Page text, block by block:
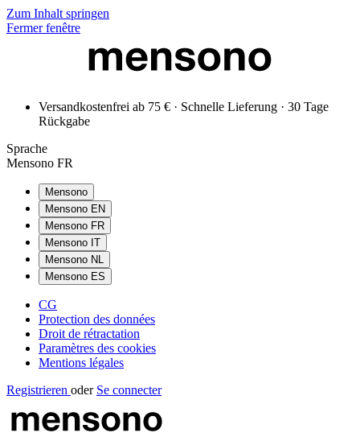
Zum Inhalt springen
Fermer fenêtre
Versandkostenfrei ab 75 € · Schnelle Lieferung · 30 Tage
Rückgabe
Sprache
Mensono FR
Mensono
Mensono EN
Mensono FR
Mensono IT
Mensono NL
Mensono ES
CG
Protection des données
Droit de rétractation
Paramètres des cookies
Mentions légales
Registrieren oder Se connecter